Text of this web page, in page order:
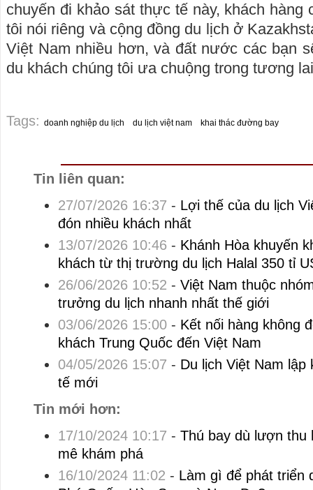
chuyến đi khảo sát thực tế này, khách hàng
tôi nói riêng và cộng đồng du lịch ở
Việt Nam nhiều hơn, và đất nước các bạn
du khách chúng tôi ưa chuộng trong tương
Tags: doanh nghiệp du lịch du lịch việt nam khai thác đường bay
Tin liên quan:
27/07/2026 16:37 - Lợi thế của du lịch
đón nhiều khách nhất
13/07/2026 10:46 - Khánh Hòa khuyến
khách từ thị trường du lịch Halal 350 tỉ
26/06/2026 10:52 - Việt Nam thuộc
trưởng du lịch nhanh nhất thế giới
03/06/2026 15:00- Kết nối hàng không
khách Trung Quốc đến Việt Nam
04/05/2026 15:07 - Du lịch Việt Nam lập
tế mới
Tin mới hơn:
17/10/2024 10:17 - Thú bay dù lượn thu
mê khám phá
16/10/2024 11:02 - Làm gì để phát triển